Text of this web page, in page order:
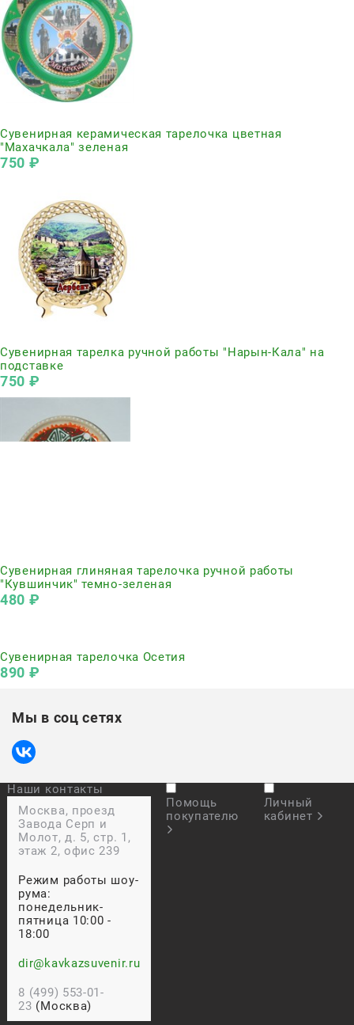
Сувенирная керамическая тарелочка цветная
"Махачкала" зеленая
750 ₽
Сувенирная тарелка ручной работы "Нарын-Кала" на
подставке
750 ₽
Сувенирная глиняная тарелочка ручной работы
"Кувшинчик" темно-зеленая
480 ₽
Сувенирная тарелочка Осетия
890 ₽
Мы в соц сетях
Наши контакты
Москва, проезд
Завода Серп и
Молот, д. 5, стр. 1,
этаж 2, офис 239
Режим работы шоу-
рума:
понедельник-
пятница 10:00 -
18:00
dir@kavkazsuvenir.ru
8 (499) 553-01-
23 (Москва)
Помощь
покупателю
Личный
кабинет